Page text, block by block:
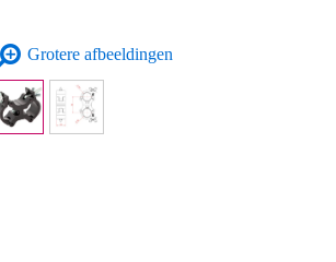
Grotere afbeeldingen